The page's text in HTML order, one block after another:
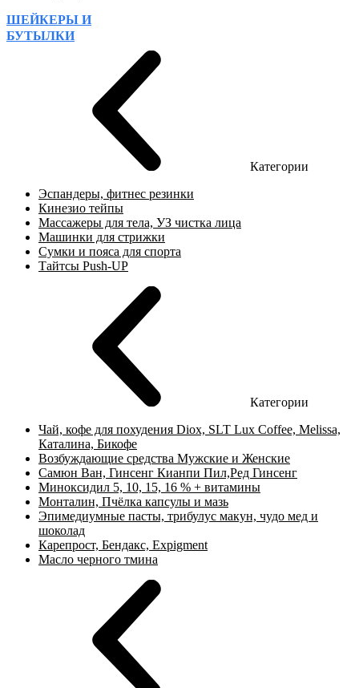
ШЕЙКЕРЫ И
БУТЫЛКИ
Категории
Эспандеры, фитнес резинки
Кинезио тейпы
Массажеры для тела, УЗ чистка лица
Машинки для стрижки
Сумки и пояса для спорта
Тайтсы Push-UP
Категории
Чай, кофе для похудения Diox, SLT Lux Coffee, Melissa,
Каталина, Бикофе
Возбуждающие средства Мужские и Женские
Самюн Ван, Гинсенг Кианпи Пил,Ред Гинсенг
Миноксидил 5, 10, 15, 16 % + витамины
Монталин, Пчёлка капсулы и мазь
Эпимедиумные пасты, трибулус макун, чудо мед и
шоколад
Карепрост, Бендакс, Expigment
Масло черного тмина